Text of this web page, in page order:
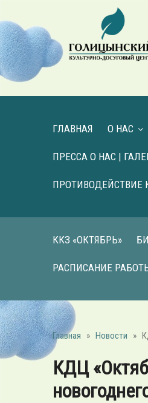
ГЛАВНАЯ О НАС
ПРЕССА О НАС |
ПРОТИВОДЕЙСТВИЕ
ККЗ «ОКТЯБРЬ»
РАСПИСАНИЕ
Главная » Новости »
КДЦ